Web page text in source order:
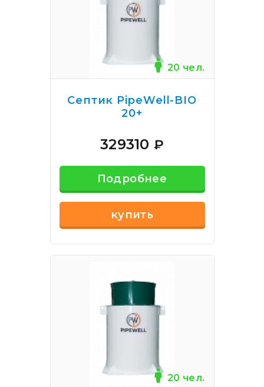
20 чел.
Септик PipeWell-BIO
20+
329310 ₽
Подробнее
купить
20 чел.